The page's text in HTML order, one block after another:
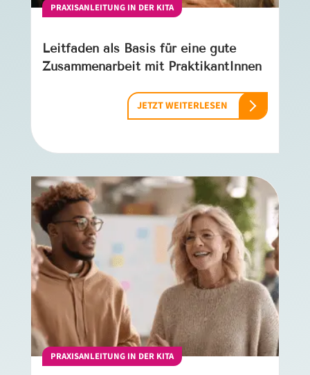
PRAXISANLEITUNG IN DER KITA
Leitfaden als Basis für eine gute
Zusammenarbeit mit PraktikantInnen
JETZT WEITERLESEN
PRAXISANLEITUNG IN DER KITA